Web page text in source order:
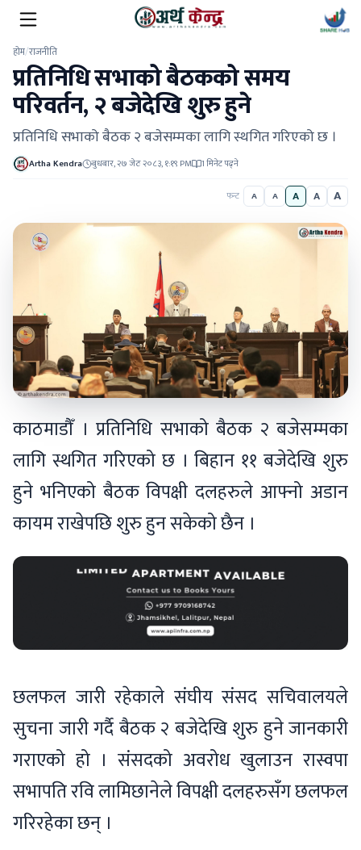
होम/राजनीति
प्रतिनिधि सभाको बैठकको समय
परिवर्तन, २ बजेदेखि शुरु हुने
प्रतिनिधि सभाको बैठक २ बजेसम्मका लागि स्थगित गरिएको छ ।
Artha Kendra बुधबार, २७ जेठ २०८३, १:१९ PM 1 मिनेट पढ्ने
फन्ट A A A A A
काठमाडौँ । प्रतिनिधि सभाको बैठक २ बजेसम्मका
लागि स्थगित गरिएको छ । बिहान ११ बजेदेखि शुरु
हुने भनिएको बैठक विपक्षी दलहरुले आफ्नो अडान
कायम राखेपछि शुरु हुन सकेको छैन ।
छलफल जारी रहेकाले संघीय संसद सचिवालयले
सुचना जारी गर्दै बैठक २ बजेदेखि शुरु हुने जानकारी
गराएको हो । संसदको अवरोध खुलाउन रास्वपा
सभापति रवि लामिछानेले विपक्षी दलहरुसँग छलफल
गरिरहेका छन् ।